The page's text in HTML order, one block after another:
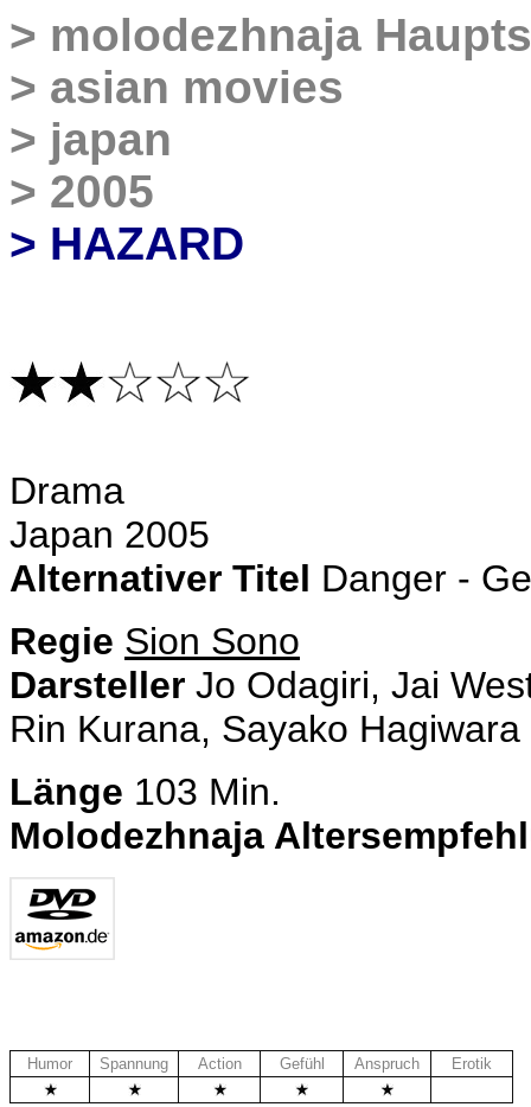
> molodezhnaja
> asian movies
> japan
> 2005
> HAZARD
Drama
Japan 2005
Alternativer Titel Danger -
Regie Sion Sono
Darsteller Jo Odagiri, Jai
Rin Kurana, Sayako Hagiwara
Länge 103 Min.
Molodezhnaja
Humor Spannung Action Gefühl Anspruch
Erotik